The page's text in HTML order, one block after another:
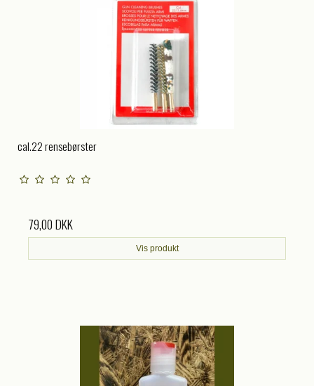
cal.22 rensebørster
79,00 DKK
Vis produkt